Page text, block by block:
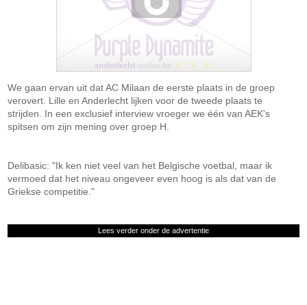
We gaan ervan uit dat AC Milaan de eerste plaats in de groep
verovert. Lille en Anderlecht lijken voor de tweede plaats te
strijden. In een exclusief interview vroeger we één van AEK's
spitsen om zijn mening over groep H.
Delibasic: "Ik ken niet veel van het Belgische voetbal, maar ik
vermoed dat het niveau ongeveer even hoog is als dat van de
Griekse competitie."
Lees verder onder de advertentie